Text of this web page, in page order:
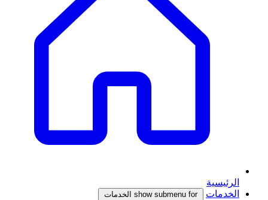
الرئيسية
الخدمات
show submenu for الخدمات